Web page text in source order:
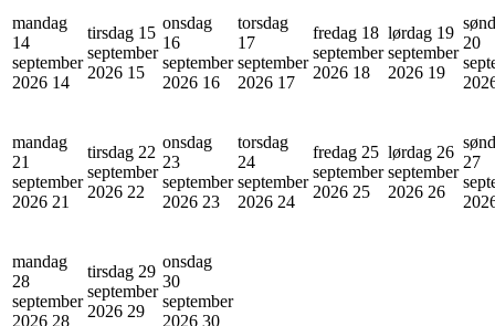
mandag
14
september
2026 14
tirsdag 15
september
2026 15
onsdag
16
september
2026 16
torsdag
17
september
2026 17
fredag 18
september
2026 18
lørdag 19
september
2026 19
20
mandag
21
september
2026 21
tirsdag 22
september
2026 22
onsdag
23
september
2026 23
torsdag
24
september
2026 24
fredag 25
september
2026 25
lørdag 26
september
2026 26
27
mandag
28
september
2026 28
tirsdag 29
september
2026 29
onsdag
30
september
2026 30